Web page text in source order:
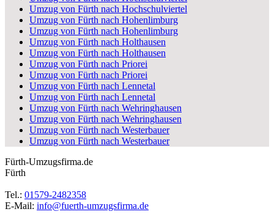
Umzug von Fürth nach Hochschulviertel
Umzug von Fürth nach Hohenlimburg
Umzug von Fürth nach Hohenlimburg
Umzug von Fürth nach Holthausen
Umzug von Fürth nach Holthausen
Umzug von Fürth nach Priorei
Umzug von Fürth nach Priorei
Umzug von Fürth nach Lennetal
Umzug von Fürth nach Lennetal
Umzug von Fürth nach Wehringhausen
Umzug von Fürth nach Wehringhausen
Umzug von Fürth nach Westerbauer
Umzug von Fürth nach Westerbauer
Fürth-Umzugsfirma.de
Fürth
Tel.: 01579-2482358
E-Mail: info@fuerth-umzugsfirma.de